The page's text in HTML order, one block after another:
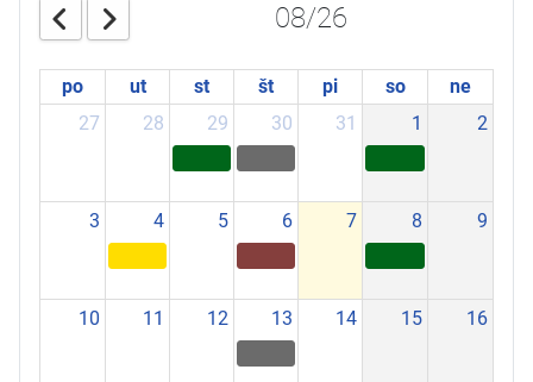
08/26
po ut st št pi so
ne
27
28 29 30 31 1 2
3 4 5 6 7 8 9
10 11 12 13 14 15 16